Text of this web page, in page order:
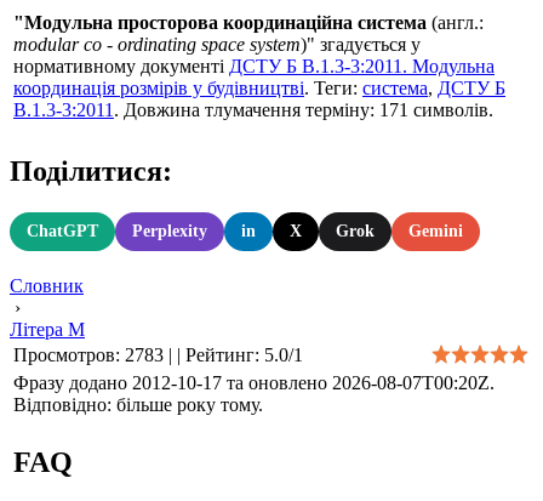
"Модульна просторова координаційна система (англ.:
modular co - ordinating space system)" згадується у
нормативному документі ДСТУ Б В.1.3-3:2011. Модульна
координація розмірів у будівництві. Теги: система, ДСТУ Б
В.1.3-3:2011 . Довжина тлумачення терміну: 171 символів.
Поділитися:
ChatGPT Perplexity in X Grok Gemini
Словник
›
Літера М
Просмотров: 2783 | | Рейтинг: 5.0/1
Фразу додано 2012-10-17 та оновлено 2026-08-07T00:20Z.
Відповідно: більше року тому.
FAQ